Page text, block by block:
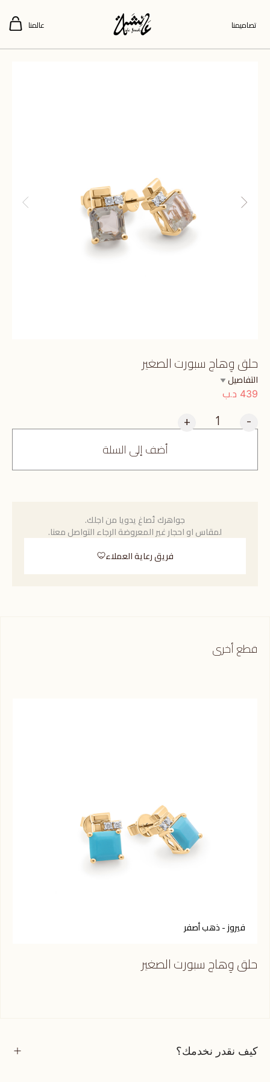
تصاميمنا عالمنا
حلق وِهاج سبورت الصغير
التفاصيل
439 د.ب
-
+
أضف إلى السلة
جواهرك تُصاغ يدويا من اجلك.
لمقاس او احجار غير المعروضة الرجاء التواصل معنا.
فريق رعاية العملاء
قطع أخرى
فيروز - ذهب أصفر
حلق وِهاج سبورت الصغير
كيف نقدر نخدمك؟